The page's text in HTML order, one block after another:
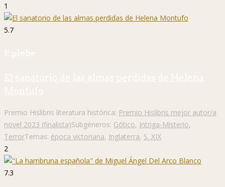
1
5.7
P. plebe
El sanatorio de las almas perdidas de Helena
Montufo
Premio Hislibris literatura histórica: Premio Hislibris mejor autor/a
novel 2023 (finalista)Subgéneros: Gótico, Intriga-Misterio,
TerrorTemas: época victoriana, Inglaterra, S. XIX
2
7.3